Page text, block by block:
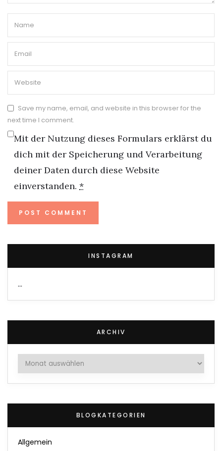
Save my name, email, and website in this browser for the
next time I comment.
Mit der Nutzung dieses Formulars erklärst du
dich mit der Speicherung und Verarbeitung
deiner Daten durch diese Website
einverstanden. *
INSTAGRAM
…
ARCHIV
Archiv
BLOGKATEGORIEN
Allgemein